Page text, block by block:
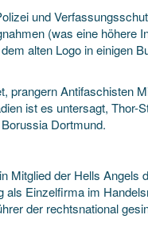
und
(was eine höhere
alten Logo in einigen
prangern Antifaschisten
ist es untersagt, Thor-
Dortmund.
Mitglied der Hells Angels
Einzelfirma im
der rechtsnational